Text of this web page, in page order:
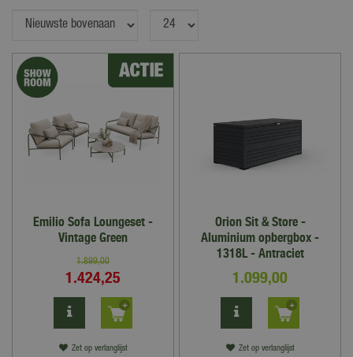
Emilio Sofa Loungeset -
Vintage Green
1.899,00
1.424,25
Zet op verlanglijst
Orion Sit & Store -
Aluminium opbergbox -
1318L - Antraciet
1.099,00
Zet op verlanglijst